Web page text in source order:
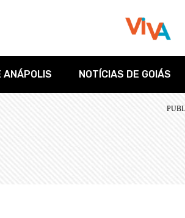
ANÁPOLIS NOTÍCIAS DE GOIÁS